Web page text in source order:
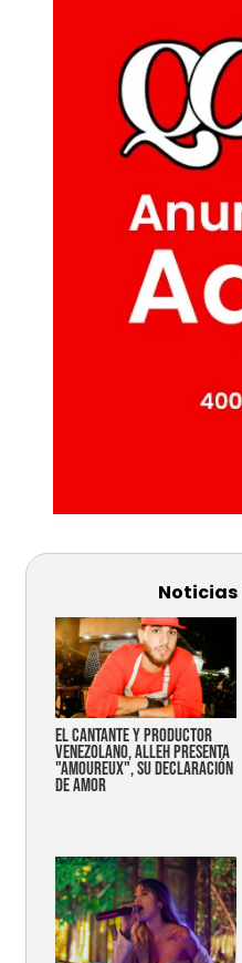
Noticias
EL CANTANTE Y PRODUCTOR
VENEZOLANO, ALLEH PRESENTA
"AMOUREUX", SU DECLARACIÓN
DE AMOR